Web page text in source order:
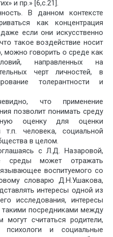
и пр.» [6,с.21].
В данном контексте
как концентрация
если они искусственно
такое воздействие носит
можно говорить о среде как
направленных на
черт личностей, в
толерантности и
что применение
позволит понимать среду
оценку для оценки
т.п. человека, социальной
в целом.
с Л.Д. Назаровой,
среды может отражать
воспитуемого со
словарю Д.Н.Ушакова,
интересы одной из
исследования, интересы
посредниками между
считаться родители,
психологи и социальные